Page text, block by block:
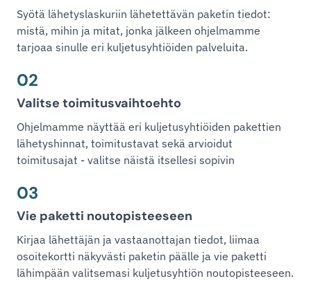
Syötä lähetyslaskuriin lähetettävän paketin tiedot:
mistä, mihin ja mitat, jonka jälkeen ohjelmamme
tarjoaa sinulle eri kuljetusyhtiöiden palveluita.
02
Valitse toimitusvaihtoehto
Ohjelmamme näyttää eri kuljetusyhtiöiden pakettien
lähetyshinnat, toimitustavat sekä arvioidut
toimitusajat - valitse näistä itsellesi sopivin
03
Vie paketti noutopisteeseen
Kirjaa lähettäjän ja vastaanottajan tiedot, liimaa
osoitekortti näkyvästi paketin päälle ja vie paketti
lähimpään valitsemasi kuljetusyhtiön noutopisteeseen.